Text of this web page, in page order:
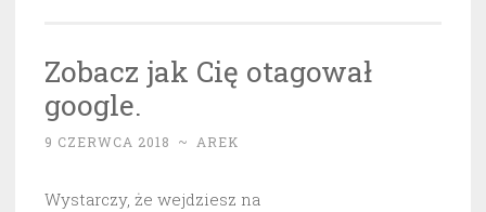
Zobacz jak Cię otagował
google.
9 CZERWCA 2018 ~ AREK
Wystarczy, że wejdziesz na